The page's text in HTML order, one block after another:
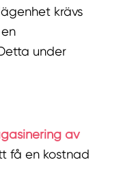
krävs
under
av
få en kostnad